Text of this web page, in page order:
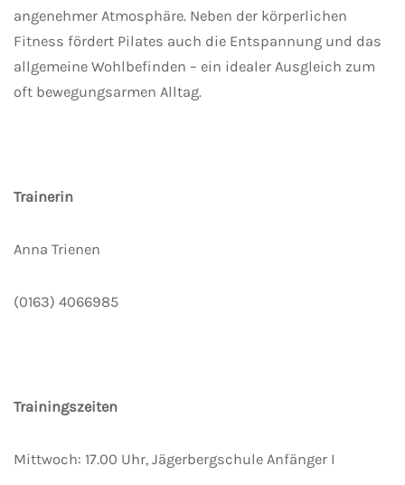
angenehmer Atmosphäre. Neben der körperlichen
Fitness fördert Pilates auch die Entspannung und das
allgemeine Wohlbefinden – ein idealer Ausgleich zum
oft bewegungsarmen Alltag.
Trainerin
Anna Trienen
(0163) 4066985
Trainingszeiten
Mittwoch: 17.00 Uhr, Jägerbergschule Anfänger I